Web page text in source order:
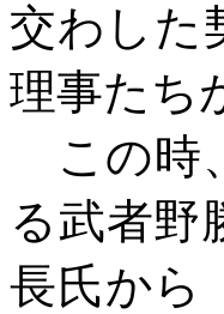
交わした
理事たち
この時
る武者野
長氏から